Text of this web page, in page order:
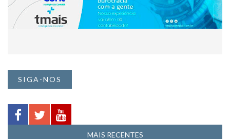
SIGA-NOS
MAIS RECENTES